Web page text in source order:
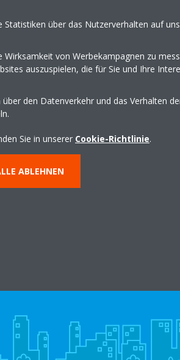
Kaufungen. Nehmen Sie Kontakt
Wegbeschreibung
Statistiken über das Nutzerverhalten auf
Wirksamkeit von Werbekampagnen zu
auszuspielen, die für Sie und Ihre
den Datenverkehr und das Verhalten
Sie in unserer Cookie-Richtlinie.
ABLEHNEN